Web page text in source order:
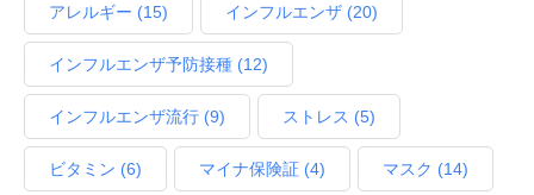
アレルギー (15) インフルエンザ (20)
インフルエンザ予防接種 (12)
インフルエンザ流行 (9) ストレス (5)
ビタミン (6) マイナ保険証 (4) マスク (14)